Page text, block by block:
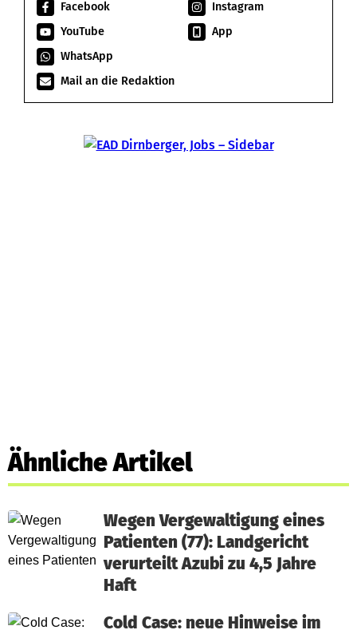
Facebook
Instagram
YouTube
App
WhatsApp
Mail an die Redaktion
Ähnliche Artikel
Wegen Vergewaltigung eines
Patienten (77): Landgericht
verurteilt Azubi zu 4,5 Jahre
Haft
Cold Case: neue Hinweise im